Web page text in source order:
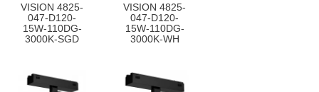
VISION 4825-
047-D120-
15W-110DG-
3000K-SGD
VISION 4825-
047-D120-
15W-110DG-
3000K-WH